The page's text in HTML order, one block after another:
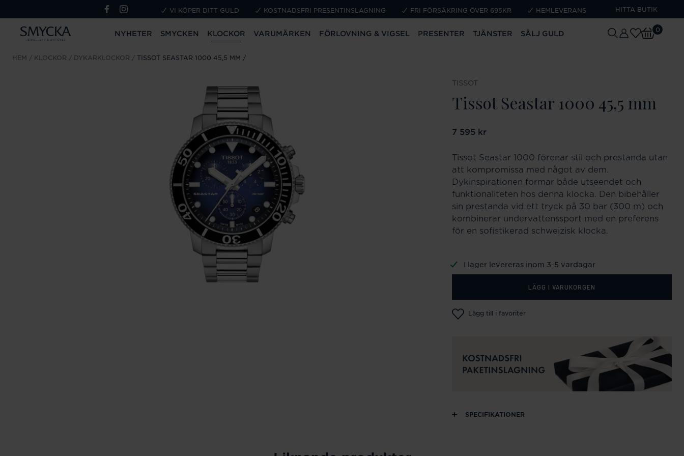
VI KÖPER DITT GULD KOSTNADSFRI PRESENTINSLAGNING FRI FÖRSÄKRING ÖVER 695KR HEMLEVERANS HITTA BUTIK
NYHETER SMYCKEN KLOCKOR VARUMÄRKEN FÖRLOVNING & VIGSEL PRESENTER TJÄNSTER SÄLJ GULD 0
HEM KLOCKOR DYKARKLOCKOR TISSOT SEASTAR 1000 45,5 MM
TISSOT
Tissot Seastar 1000 45,5 mm
Pris:7 595 kr
7 595 kr
Tissot Seastar 1000 förenar stil och prestanda utan
att kompromissa med något av dem.
Dykinspirationen formar både utseendet och
funktionaliteten hos denna klocka. Den bibehåller
sin prestanda vid ett tryck på 30 bar (300 m) och
kombinerar undervattenssport med en preferens
för en sofistikerad schweizisk klocka.
I lager levereras inom 3-5 vardagar
LÄGG I VARUKORGEN
Lägg till i favoriter
SPECIFIKATIONER